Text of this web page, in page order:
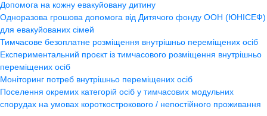
Допомога на кожну евакуйовану дитину
Одноразова грошова допомога від Дитячого фонду ООН (ЮНІСЕФ)
для евакуйованих сімей
Тимчасове безоплатне розміщення внутрішньо переміщених осіб
Експериментальний проєкт із тимчасового розміщення внутрішньо
переміщених осіб
Моніторинг потреб внутрішньо переміщених осіб
Поселення окремих категорій осіб у тимчасових модульних
спорудах на умовах короткострокового / непостійного проживання